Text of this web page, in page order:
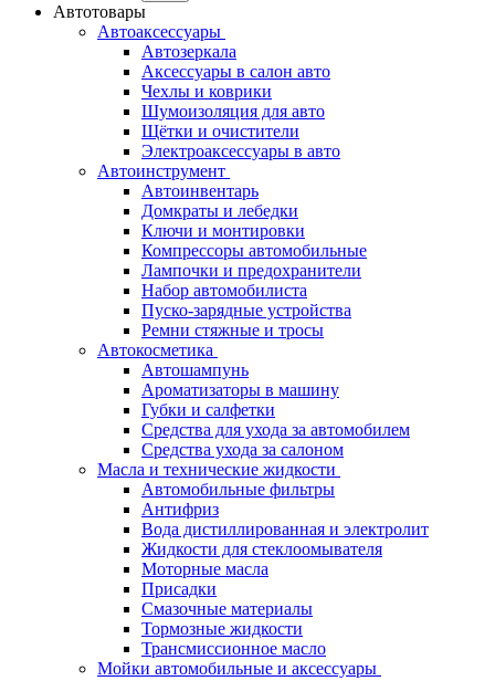
Автотовары
Автоаксессуары
Автозеркала
Аксессуары в салон авто
Чехлы и коврики
Шумоизоляция для авто
Щётки и очистители
Электроаксессуары в авто
Автоинструмент
Автоинвентарь
Домкраты и лебедки
Ключи и монтировки
Компрессоры автомобильные
Лампочки и предохранители
Набор автомобилиста
Пуско-зарядные устройства
Ремни стяжные и тросы
Автокосметика
Автошампунь
Ароматизаторы в машину
Губки и салфетки
Средства для ухода за автомобилем
Средства ухода за салоном
Масла и технические жидкости
Автомобильные фильтры
Антифриз
Вода дистиллированная и электролит
Жидкости для стеклоомывателя
Моторные масла
Присадки
Смазочные материалы
Тормозные жидкости
Трансмиссионное масло
Мойки автомобильные и аксессуары